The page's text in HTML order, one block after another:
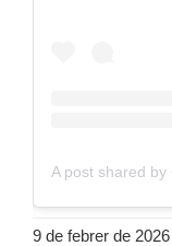
9 de febrer de 2026